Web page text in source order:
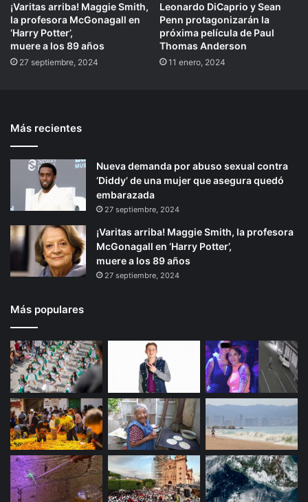
¡Varitas arriba! Maggie Smith,
la profesora McGonagall en
‘Harry Potter’,
muere a los 89 años
27 septiembre, 2024
Leonardo DiCaprio y Sean
Penn protagonizarán la
próxima película de Paul
Thomas Anderson
11 enero, 2024
Más recientes
Nueva demanda por abuso sexual contra
‘Diddy’ de una mujer que asegura quedó
embarazada
27 septiembre, 2024
¡Varitas arriba! Maggie Smith, la profesora
McGonagall en ‘Harry Potter’,
muere a los 89 años
27 septiembre, 2024
Más populares